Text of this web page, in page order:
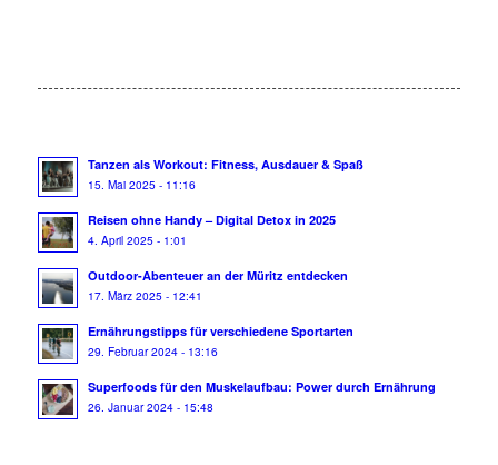
Tanzen als Workout: Fitness, Ausdauer & Spaß
15. Mai 2025 - 11:16
Reisen ohne Handy – Digital Detox in 2025
4. April 2025 - 1:01
Outdoor-Abenteuer an der Müritz entdecken
17. März 2025 - 12:41
Ernährungstipps für verschiedene Sportarten
29. Februar 2024 - 13:16
Superfoods für den Muskelaufbau: Power durch Ernährung
26. Januar 2024 - 15:48